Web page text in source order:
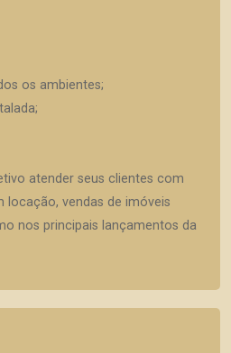
os ambientes;
atender seus clientes com
locação, vendas de imóveis
nos principais lançamentos da